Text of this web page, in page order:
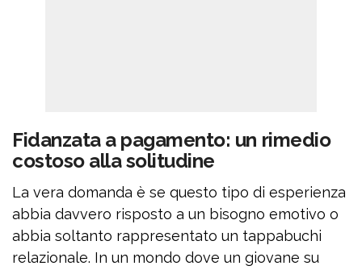
Fidanzata a pagamento: un rimedio
costoso alla solitudine
La vera domanda è se questo tipo di esperienza
abbia davvero risposto a un bisogno emotivo o
abbia soltanto rappresentato un tappabuchi
relazionale. In un mondo dove un giovane su